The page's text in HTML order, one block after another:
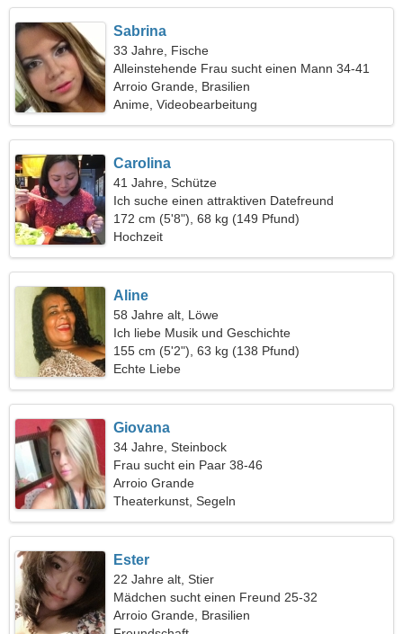
Sabrina
33 Jahre, Fische
Alleinstehende Frau sucht einen Mann 34-41
Arroio Grande, Brasilien
Anime, Videobearbeitung
Carolina
41 Jahre, Schütze
Ich suche einen attraktiven Datefreund
172 cm (5'8"), 68 kg (149 Pfund)
Hochzeit
Aline
58 Jahre alt, Löwe
Ich liebe Musik und Geschichte
155 cm (5'2"), 63 kg (138 Pfund)
Echte Liebe
Giovana
34 Jahre, Steinbock
Frau sucht ein Paar 38-46
Arroio Grande
Theaterkunst, Segeln
Ester
22 Jahre alt, Stier
Mädchen sucht einen Freund 25-32
Arroio Grande, Brasilien